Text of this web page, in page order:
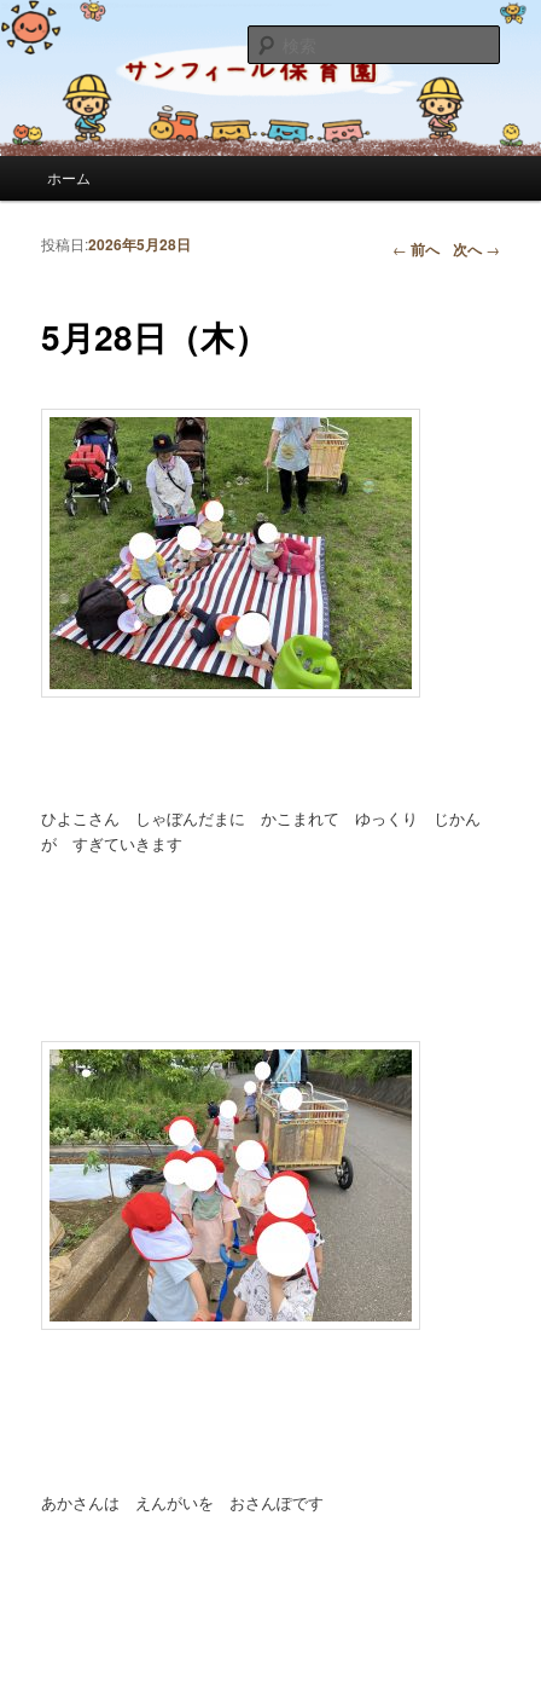
サンフィール保育園のブログ
サンフィール保育園のせんせいのブログです。園の日常を綴っています。
索
メインコンテンツへ移動
サブコンテンツへ移動
ホーム
投稿ナビゲーション ← 前へ 次へ→
5月28日（木）
投稿日:2026年5月28日
ひよこさん しゃぼんだまに かこまれて ゆっくり じかん
が すぎていきます
あかさんは えんがいを おさんぽです